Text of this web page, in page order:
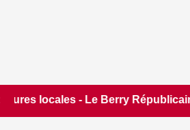
Républicain • 📰